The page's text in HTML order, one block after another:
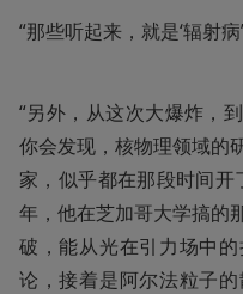
“那些听起来，就是‘辐射病
“另外，从这次大爆炸，
你会发现，核物理领域的
家，似乎都在那段时间开
年，他在芝加哥大学搞的
破，能从光在引力场中
论，接着是阿尔法粒子